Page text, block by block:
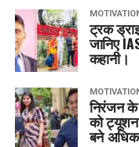
ट्रक
जानिए
कहानी।
निरंजन
को ट्यूशन
बने